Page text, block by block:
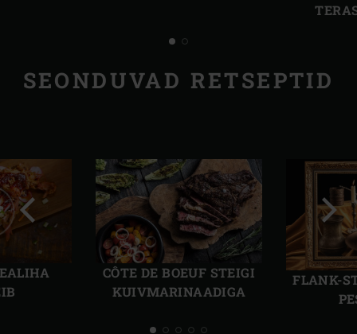
SEONDUVAD RETSEPTID
CÔTE DE BOEUF STEIGI
KUIVMARINAADIGA
FLANK-
Eelmine
slaid